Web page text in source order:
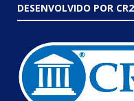
DESENVOLVIDO POR CR2